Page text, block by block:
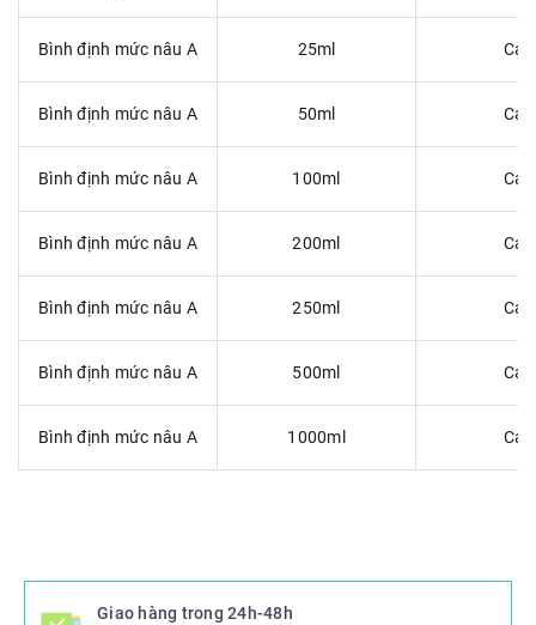
Bình định mức nâu A 25ml Cái
Bình định mức nâu A 50ml Cái
Bình định mức nâu A 100ml Cái
Bình định mức nâu A 200ml Cái
Bình định mức nâu A 250ml Cái
Bình định mức nâu A 500ml Cái
Bình định mức nâu A 1000ml Cái
Giao hàng trong 24h-48h